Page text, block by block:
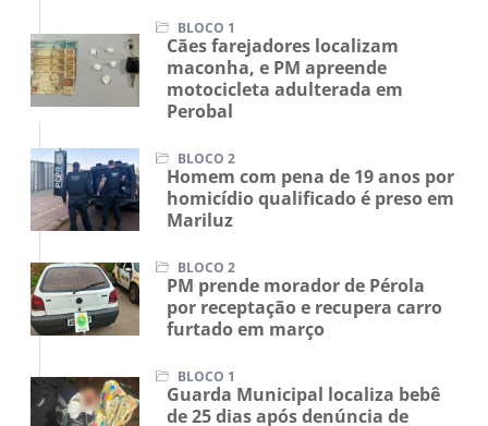
BLOCO 1
Cães farejadores localizam
maconha, e PM apreende
motocicleta adulterada em
Perobal
BLOCO 2
Homem com pena de 19 anos por
homicídio qualificado é preso em
Mariluz
BLOCO 2
PM prende morador de Pérola
por receptação e recupera carro
furtado em março
BLOCO 1
Guarda Municipal localiza bebê
de 25 dias após denúncia de